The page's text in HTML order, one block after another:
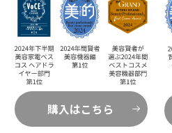
購入はこちら